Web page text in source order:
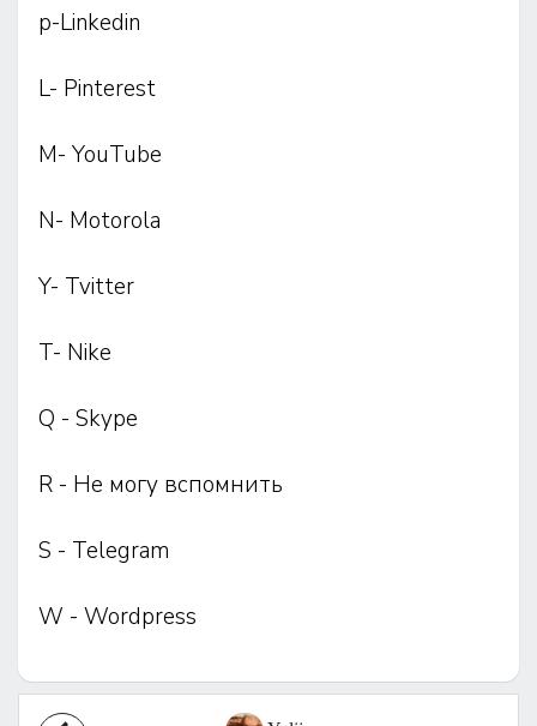
p-Linkedin
L- Pinterest
M- YouTube
N- Motorola
Y- Tvitter
T- Nike
Q - Skype
R - Не могу вспомнить
S - Telegram
W - Wordpress